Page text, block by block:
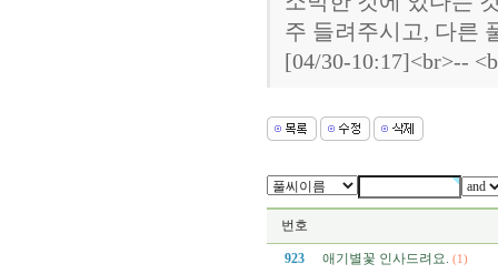
주 들려주시고, 다른
[04/30-10:17]<br>--
번호
923 애기별꽃 인사드려요. (1)